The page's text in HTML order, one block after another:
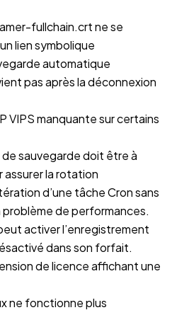
fullchain.crt ne se
lien symbolique
automatique
pas après la déconnexion
VIPS manquante sur certains
sauvegarde doit être à
assurer la rotation
d’une tâche Cron sans
de performances.
activer l’enregistrement
dans son forfait.
de licence affichant une
ne fonctionne plus